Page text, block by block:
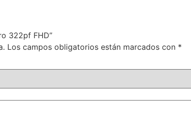
322pf FHD”
Los campos obligatorios están marcados con *